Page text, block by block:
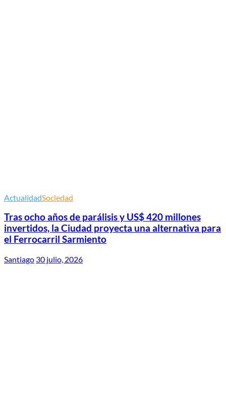
ActualidadSociedad
Tras ocho años de parálisis y US$ 420 millones
invertidos, la Ciudad proyecta una alternativa para
el Ferrocarril Sarmiento
Santiago 30 julio, 2026